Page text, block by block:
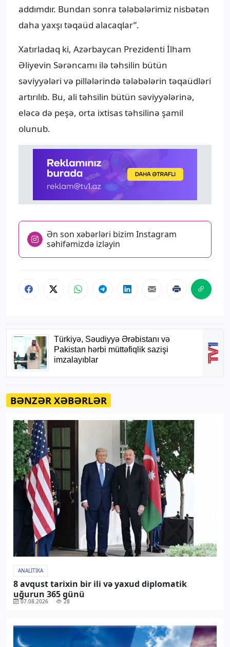
addımdır. Bundan sonra tələbələrimiz nisbətən
daha yaxşı təqaüd alacaqlar”.
Xatırladaq ki, Azərbaycan Prezidenti İlham
Əliyevin Sərəncamı ilə təhsilin bütün
səviyyələri və pillələrində tələbələrin təqaüdləri
artırılıb. Bu, ali təhsilin bütün səviyyələrinə,
eləcə də peşə, orta ixtisas təhsilinə şamil
olunub.
Ən son xəbərləri bizim Instagram
səhifəmizdə izləyin
BƏNZƏR XƏBƏRLƏR
ANALITIKA
8 avqust tarixin bir ili və yaxud diplomatik
uğurun 365 günü
07.08.2026 28